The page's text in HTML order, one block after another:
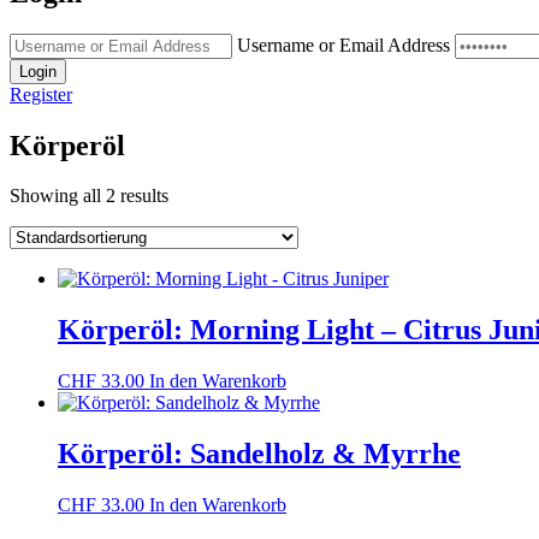
Username or Email Address
Login
Register
Körperöl
Showing all 2 results
Körperöl: Morning Light – Citrus
CHF 33.00 In den Warenkorb
Körperöl: Sandelholz & Myrrhe
CHF 33.00 In den Warenkorb